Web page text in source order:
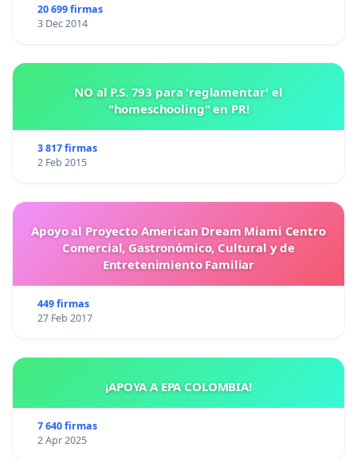
20 699 firmas
3 Dec 2014
NO al P.S. 793 para 'reglamentar' el
"homeschooling" en PR!
3 817 firmas
2 Feb 2015
Apoyo al Proyecto American Dream Miami Centro
Comercial, Gastronómico, Cultural y de
Entretenimiento Familiar
449 firmas
27 Feb 2017
¡APOYA A EPA COLOMBIA!
7 640 firmas
2 Apr 2025